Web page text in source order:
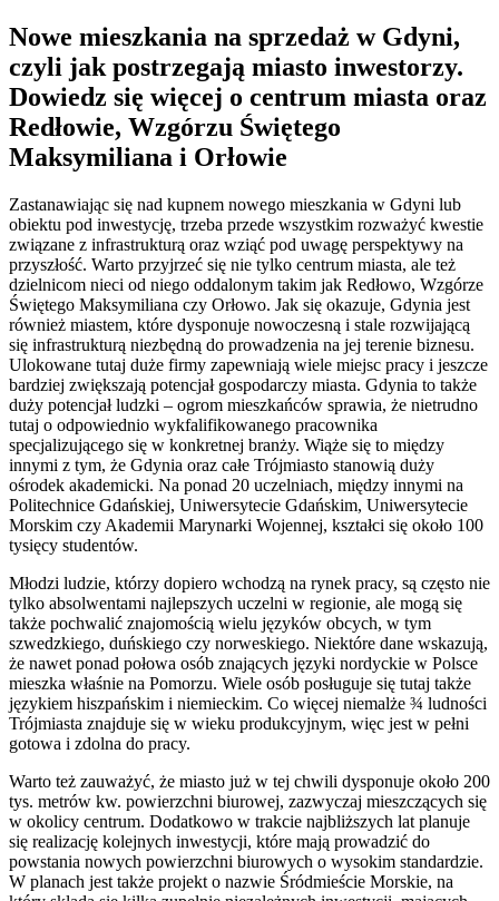
Nowe mieszkania na sprzedaż w Gdyni,
czyli jak postrzegają miasto inwestorzy.
Dowiedz się więcej o centrum miasta oraz
Redłowie, Wzgórzu Świętego
Maksymiliana i Orłowie
Zastanawiając się nad kupnem nowego mieszkania w Gdyni lub
obiektu pod inwestycję, trzeba przede wszystkim rozważyć kwestie
związane z infrastrukturą oraz wziąć pod uwagę perspektywy na
przyszłość. Warto przyjrzeć się nie tylko centrum miasta, ale też
dzielnicom nieci od niego oddalonym takim jak Redłowo, Wzgórze
Świętego Maksymiliana czy Orłowo. Jak się okazuje, Gdynia jest
również miastem, które dysponuje nowoczesną i stale rozwijającą
się infrastrukturą niezbędną do prowadzenia na jej terenie biznesu.
Ulokowane tutaj duże firmy zapewniają wiele miejsc pracy i jeszcze
bardziej zwiększają potencjał gospodarczy miasta. Gdynia to także
duży potencjał ludzki – ogrom mieszkańców sprawia, że nietrudno
tutaj o odpowiednio wykfalifikowanego pracownika
specjalizującego się w konkretnej branży. Wiąże się to między
innymi z tym, że Gdynia oraz całe Trójmiasto stanowią duży
ośrodek akademicki. Na ponad 20 uczelniach, między innymi na
Politechnice Gdańskiej, Uniwersytecie Gdańskim, Uniwersytecie
Morskim czy Akademii Marynarki Wojennej, kształci się około 100
tysięcy studentów.
Młodzi ludzie, którzy dopiero wchodzą na rynek pracy, są często nie
tylko absolwentami najlepszych uczelni w regionie, ale mogą się
także pochwalić znajomością wielu języków obcych, w tym
szwedzkiego, duńskiego czy norweskiego. Niektóre dane wskazują,
że nawet ponad połowa osób znających języki nordyckie w Polsce
mieszka właśnie na Pomorzu. Wiele osób posługuje się tutaj także
językiem hiszpańskim i niemieckim. Co więcej niemalże ¾ ludności
Trójmiasta znajduje się w wieku produkcyjnym, więc jest w pełni
gotowa i zdolna do pracy.
Warto też zauważyć, że miasto już w tej chwili dysponuje około 200
tys. metrów kw. powierzchni biurowej, zazwyczaj mieszczących się
w okolicy centrum. Dodatkowo w trakcie najbliższych lat planuje
się realizację kolejnych inwestycji, które mają prowadzić do
powstania nowych powierzchni biurowych o wysokim standardzie.
W planach jest także projekt o nazwie Śródmieście Morskie, na